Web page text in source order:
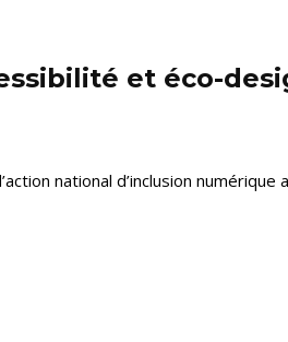
et éco-
national d’inclusion